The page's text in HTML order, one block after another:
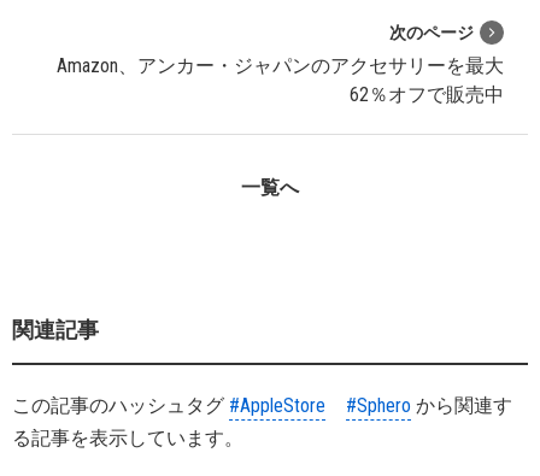
次のページ
Amazon、アンカー・ジャパンのアクセサリーを最大
62％オフで販売中
一覧へ
関連記事
この記事のハッシュタグ #AppleStore #Sphero から関連す
る記事を表示しています。